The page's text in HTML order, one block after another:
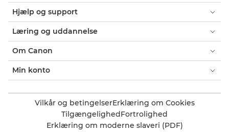
Hjælp og support
Læring og uddannelse
Om Canon
Min konto
Vilkår og betingelserErklæring om Cookies
TilgængelighedFortrolighed
Erklæring om moderne slaveri (PDF)